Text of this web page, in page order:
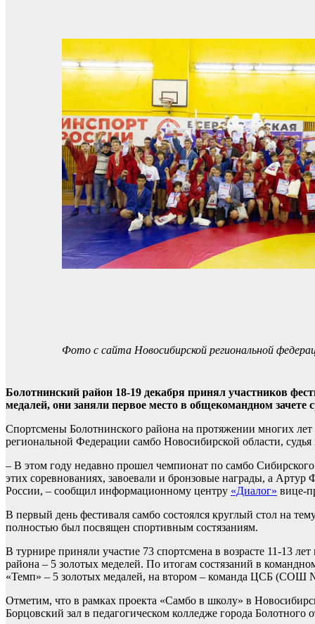
Фото с сайта Новосибирской региональной
Болотнинский район 18-19 декабря принял участников
медалей, они заняли первое место в общекомандном зачете
Спортсмены Болотнинского района на протяжении многих
региональной Федерации самбо Новосибирской области,
– В этом году недавно прошел чемпионат по самбо
этих соревнованиях, завоевали и бронзовые награды, а
России, – сообщил информационному центру «Диалог» вице-
В первый день фестиваля самбо состоялся круглый стол на
полностью был посвящен спортивным состязаниям.
В турнире приняли участие 73 спортсмена в возрасте 11-13
района – 5 золотых меделей. По итогам состязаний в
«Темп» – 5 золотых медалей, на втором – команда ЦСБ
Отметим, что в рамках проекта «Самбо в школу» в
Борцовский зал в педагогическом колледже города